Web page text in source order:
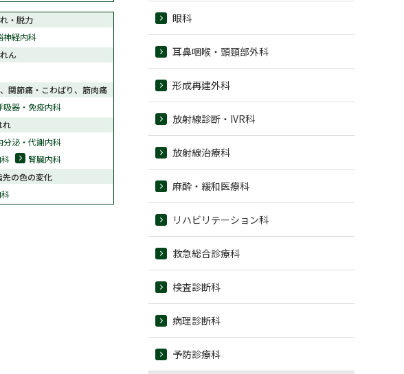
・脱力
神経内科
ん
関節痛・こわばり、筋肉痛
吸器・免疫内科
れ
分泌・代謝内科
腎臓内科
先の色の変化
眼科
耳鼻咽喉・頭頸部外科
形成再建外科
放射線診断・IVR科
放射線治療科
麻酔・緩和医療科
リハビリテーション科
救急総合診療科
検査診断科
病理診断科
予防診療科